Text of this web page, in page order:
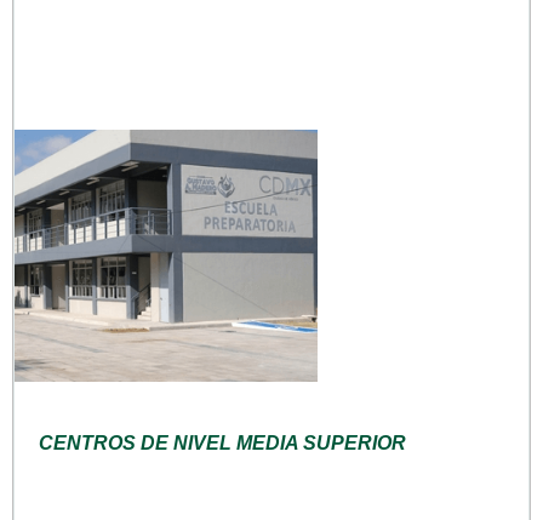
CENTROS DE NIVEL MEDIA SUPERIOR